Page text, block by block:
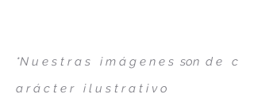
*N u e s t r a s i m á g e n e s son d e c
a r á c t e ri l u s t r a t i v o